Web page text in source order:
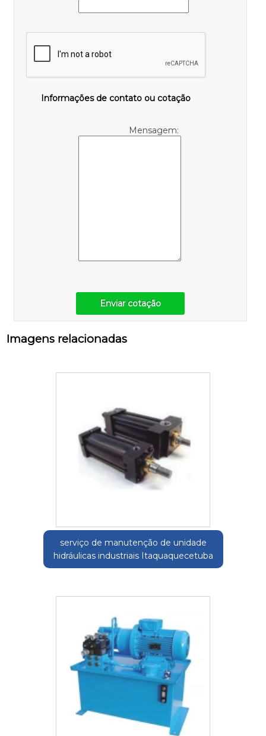
Informações de contato ou cotação
Mensagem:
Enviar cotação
Imagens relacionadas
serviço de manutenção de unidade
hidráulicas industriais Itaquaquecetuba